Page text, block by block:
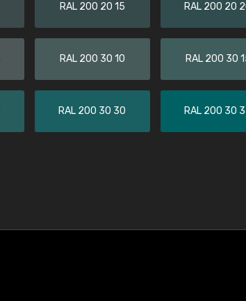
RAL 200 20 15 RAL 200 20
RAL 200 30 10 RAL 200 30
RAL 200 30 30 RAL 200 30